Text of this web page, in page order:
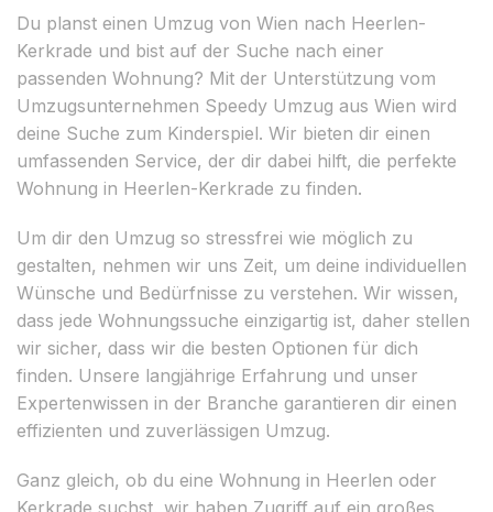
Du planst einen Umzug von Wien nach Heerlen-
Kerkrade und bist auf der Suche nach einer
passenden Wohnung? Mit der Unterstützung vom
Umzugsunternehmen Speedy Umzug aus Wien wird
deine Suche zum Kinderspiel. Wir bieten dir einen
umfassenden Service, der dir dabei hilft, die perfekte
Wohnung in Heerlen-Kerkrade zu finden.
Um dir den Umzug so stressfrei wie möglich zu
gestalten, nehmen wir uns Zeit, um deine individuellen
Wünsche und Bedürfnisse zu verstehen. Wir wissen,
dass jede Wohnungssuche einzigartig ist, daher stellen
wir sicher, dass wir die besten Optionen für dich
finden. Unsere langjährige Erfahrung und unser
Expertenwissen in der Branche garantieren dir einen
effizienten und zuverlässigen Umzug.
Ganz gleich, ob du eine Wohnung in Heerlen oder
Kerkrade suchst, wir haben Zugriff auf ein großes